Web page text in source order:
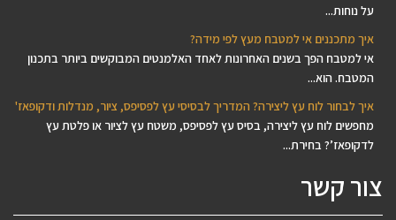
על נוחות...
איך מתכננים אי למטבח מעץ לפי מידה?
אי למטבח הפך בשנים האחרונות לאחד האלמנטים המבוקשים ביותר בתכנון
המטבח. הוא...
איך לבחור לוח עץ ליצירה? המדריך לבסיסי עץ לפסיפס, ציור, מנדלות ודקופאז'
מחפשים לוח עץ ליצירה, בסיס עץ לפסיפס, משטח עץ לציור או פלטת עץ
לדקופאז’? בחירת...
צור קשר